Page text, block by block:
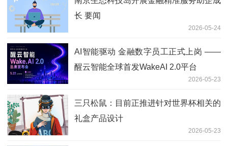
长 要闻
2026-05-24
AI智能驱动 金融数字员工正式上岗 ——
醒云智能全球首发WakeAI 2.0平台
2026-05-23
三只松鼠：目前正推进针对世界杯相关的
礼盒产品设计
2026-05-23